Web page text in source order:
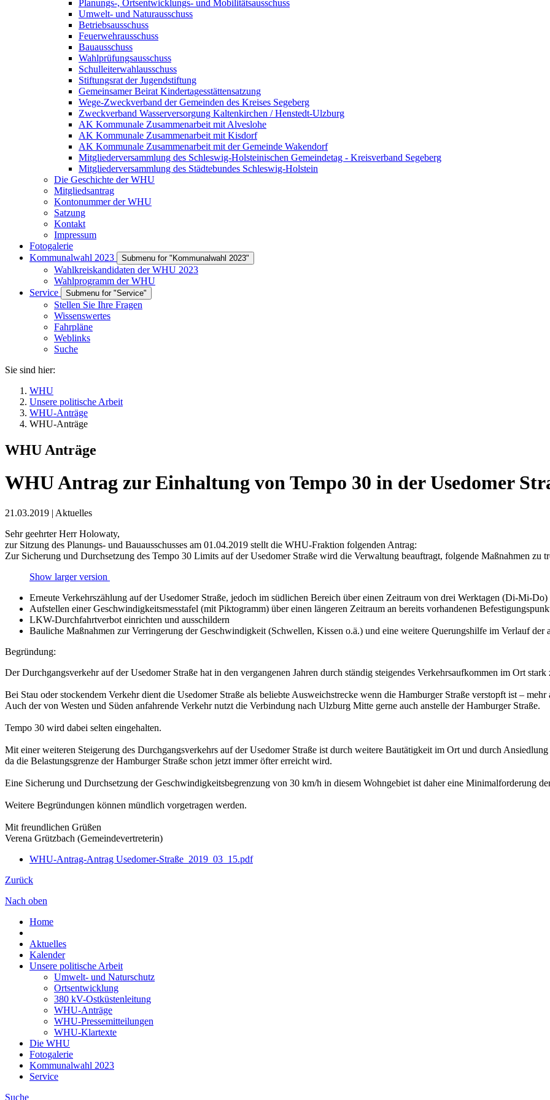
Planungs-, Ortsentwicklungs- und Mobilitätsausschuss
Umwelt- und Naturausschuss
Betriebsausschuss
Feuerwehrausschuss
Bauausschuss
Wahlprüfungsausschuss
Schulleiterwahlausschuss
Stiftungsrat der Jugendstiftung
Gemeinsamer Beirat Kindertagesstättensatzung
Wege-Zweckverband der Gemeinden des Kreises Segeberg
Zweckverband Wasserversorgung Kaltenkirchen / Henstedt-Ulzburg
AK Kommunale Zusammenarbeit mit Alveslohe
AK Kommunale Zusammenarbeit mit Kisdorf
AK Kommunale Zusammenarbeit mit der Gemeinde Wakendorf
Mitgliederversammlung des Schleswig-Holsteinischen Gemeindetag - Kreisverband Segeberg
Mitgliederversammlung des Städtebundes Schleswig-Holstein
Die Geschichte der WHU
Mitgliedsantrag
Kontonummer der WHU
Satzung
Kontakt
Impressum
Fotogalerie
Kommunalwahl 2023
Submenu for "Kommunalwahl 2023"
Wahlkreiskandidaten der WHU 2023
Wahlprogramm der WHU
Service
Submenu for "Service"
Stellen Sie Ihre Fragen
Wissenswertes
Fahrpläne
Weblinks
Suche
Sie sind hier:
WHU
Unsere politische Arbeit
WHU-Anträge
WHU-Anträge
WHU Anträge
WHU Antrag zur Einhaltung von Tempo 30 in der Usedomer
21.03.2019 | Aktuelles
Sehr geehrter Herr Holowaty,
zur Sitzung des Planungs- und Bauausschusses am 01.04.2019 stellt die WHU-Fraktion folgenden Antrag:
Zur Sicherung und Durchsetzung des Tempo 30 Limits auf der Usedomer Straße wird die Verwaltung beauftragt, folgende Maßnahmen zu
Show larger version
Erneute Verkehrszählung auf der Usedomer Straße, jedoch im südlichen Bereich über einen Zeitraum von drei Werktagen (Di-Mi-
Aufstellen einer Geschwindigkeitsmesstafel (mit Piktogramm) über einen längeren Zeitraum an bereits vorhandenen
LKW-Durchfahrtverbot einrichten und ausschildern
Bauliche Maßnahmen zur Verringerung der Geschwindigkeit (Schwellen, Kissen o.ä.) und eine weitere Querungshilfe im Verlauf der
Begründung:
Der Durchgangsverkehr auf der Usedomer Straße hat in den vergangenen Jahren durch ständig steigendes Verkehrsaufkommen im Ort stark
Bei Stau oder stockendem Verkehr dient die Usedomer Straße als beliebte Ausweichstrecke wenn die Hamburger Straße verstopft ist –
Auch der von Westen und Süden anfahrende Verkehr nutzt die Verbindung nach Ulzburg Mitte gerne auch anstelle der Hamburger Straße.
Tempo 30 wird dabei selten eingehalten.
Mit einer weiteren Steigerung des Durchgangsverkehrs auf der Usedomer Straße ist durch weitere Bautätigkeit im Ort und durch
da die Belastungsgrenze der Hamburger Straße schon jetzt immer öfter erreicht wird.
Eine Sicherung und Durchsetzung der Geschwindigkeitsbegrenzung von 30 km/h in diesem Wohngebiet ist daher eine Minimalforderung
Weitere Begründungen können mündlich vorgetragen werden.
Mit freundlichen Grüßen
Verena Grützbach (Gemeindevertreterin)
WHU-Antrag-Antrag Usedomer-Straße_2019_03_15.pdf
Zurück
Nach oben
Home
Aktuelles
Kalender
Unsere politische Arbeit
Umwelt- und Naturschutz
Ortsentwicklung
380 kV-Ostküstenleitung
WHU-Anträge
WHU-Pressemitteilungen
WHU-Klartexte
Die WHU
Fotogalerie
Kommunalwahl 2023
Service
Suche